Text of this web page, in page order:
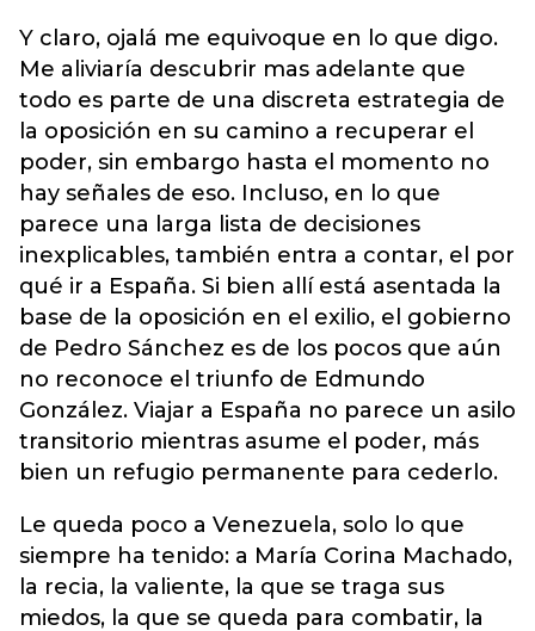
Y claro, ojalá me equivoque en lo que digo.
Me aliviaría descubrir mas adelante que
todo es parte de una discreta estrategia de
la oposición en su camino a recuperar el
poder, sin embargo hasta el momento no
hay señales de eso. Incluso, en lo que
parece una larga lista de decisiones
inexplicables, también entra a contar, el por
qué ir a España. Si bien allí está asentada la
base de la oposición en el exilio, el gobierno
de Pedro Sánchez es de los pocos que aún
no reconoce el triunfo de Edmundo
González. Viajar a España no parece un asilo
transitorio mientras asume el poder, más
bien un refugio permanente para cederlo.
Le queda poco a Venezuela, solo lo que
siempre ha tenido: a María Corina Machado,
la recia, la valiente, la que se traga sus
miedos, la que se queda para combatir, la